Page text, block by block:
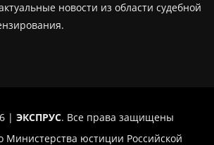
новости из области судебной
| ЭКСПРУС. Все права защищены
Министерства юстиции Российской